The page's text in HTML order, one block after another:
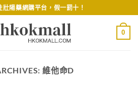
壯陽藥網購平台，假一罰十！
0
維他命D